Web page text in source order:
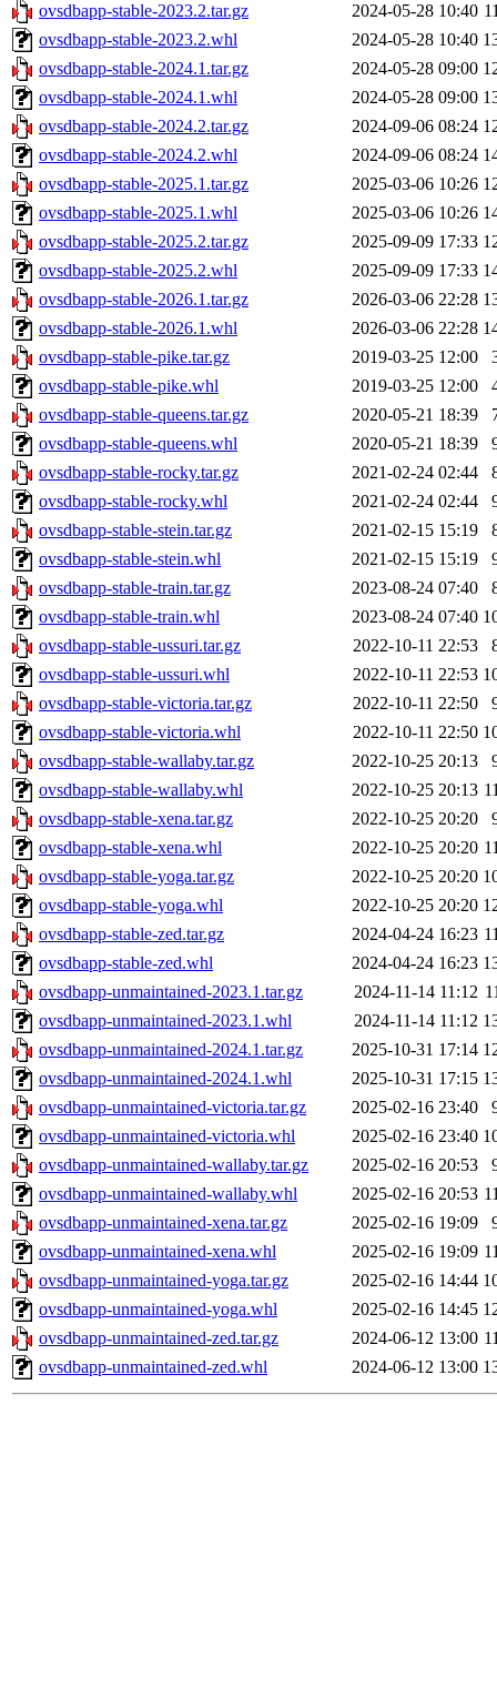
ovsdbapp-stable-2023.2.tar.gz 2024-05-28 10:40
ovsdbapp-stable-2023.2.whl
2024-05-28 10:40
ovsdbapp-stable-2024.1.tar.gz
2024-05-28 09:00
ovsdbapp-stable-2024.1.whl
2024-05-28 09:00
ovsdbapp-stable-2024.2.tar.gz
2024-09-06 08:24
ovsdbapp-stable-2024.2.whl
2024-09-06 08:24
ovsdbapp-stable-2025.1.tar.gz
2025-03-06 10:26
ovsdbapp-stable-2025.1.whl
2025-03-06 10:26
ovsdbapp-stable-2025.2.tar.gz
2025-09-09 17:33
ovsdbapp-stable-2025.2.whl
2025-09-09 17:33
ovsdbapp-stable-2026.1.tar.gz
2026-03-06 22:28
ovsdbapp-stable-2026.1.whl
2026-03-06 22:28
ovsdbapp-stable-pike.tar.gz
2019-03-25 12:00
ovsdbapp-stable-pike.whl
2019-03-25 12:00
ovsdbapp-stable-queens.tar.gz
2020-05-21 18:39
ovsdbapp-stable-queens.whl
2020-05-21 18:39
ovsdbapp-stable-rocky.tar.gz
2021-02-24 02:44
ovsdbapp-stable-rocky.whl
2021-02-24 02:44
ovsdbapp-stable-stein.tar.gz
2021-02-15 15:19
ovsdbapp-stable-stein.whl
2021-02-15 15:19
ovsdbapp-stable-train.tar.gz
2023-08-24 07:40
ovsdbapp-stable-train.whl
2023-08-24 07:40
ovsdbapp-stable-ussuri.tar.gz
2022-10-11 22:53
ovsdbapp-stable-ussuri.whl
2022-10-11 22:53
ovsdbapp-stable-victoria.tar.gz
2022-10-11 22:50
ovsdbapp-stable-victoria.whl
2022-10-11 22:50
ovsdbapp-stable-wallaby.tar.gz
2022-10-25 20:13
ovsdbapp-stable-wallaby.whl
2022-10-25 20:13
ovsdbapp-stable-xena.tar.gz
2022-10-25 20:20
ovsdbapp-stable-xena.whl
2022-10-25 20:20
ovsdbapp-stable-yoga.tar.gz
2022-10-25 20:20
ovsdbapp-stable-yoga.whl
2022-10-25 20:20
ovsdbapp-stable-zed.tar.gz
2024-04-24 16:23
ovsdbapp-stable-zed.whl
2024-04-24 16:23
ovsdbapp-unmaintained-2023.1.tar.gz
2024-11-14 11:12
ovsdbapp-unmaintained-2023.1.whl
2024-11-14 11:12
ovsdbapp-unmaintained-2024.1.tar.gz
2025-10-31 17:14
ovsdbapp-unmaintained-2024.1.whl
2025-10-31 17:15
ovsdbapp-unmaintained-victoria.tar.gz
2025-02-16 23:40
ovsdbapp-unmaintained-victoria.whl
2025-02-16 23:40
ovsdbapp-unmaintained-wallaby.tar.gz
2025-02-16 20:53
ovsdbapp-unmaintained-wallaby.whl
2025-02-16 20:53
ovsdbapp-unmaintained-xena.tar.gz
2025-02-16 19:09
ovsdbapp-unmaintained-xena.whl
2025-02-16 19:09
ovsdbapp-unmaintained-yoga.tar.gz
2025-02-16 14:44
ovsdbapp-unmaintained-yoga.whl
2025-02-16 14:45
ovsdbapp-unmaintained-zed.tar.gz
2024-06-12 13:00
ovsdbapp-unmaintained-zed.whl
2024-06-12 13:00